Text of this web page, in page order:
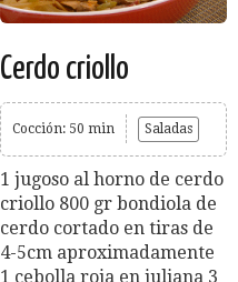
Cerdo criollo
Cocción: 50 min Saladas
1 jugoso al horno de cerdo
criollo 800 gr bondiola de
cerdo cortado en tiras de
4-5cm aproximadamente
1 cebolla roja en juliana 3